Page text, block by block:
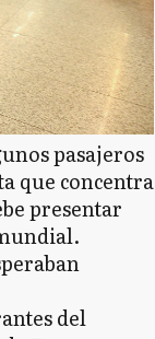
pasajeros
que concentra
presentar
del